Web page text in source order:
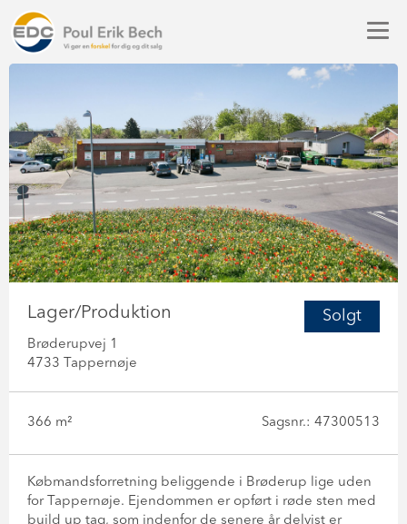
Solgt
Lager/Produktion
Brøderupvej 1
4733 Tappernøje
366 m² Sagsnr.: 47300513
Købmandsforretning beliggende i Brøderup lige uden
for Tappernøje. Ejendommen er opført i røde sten med
build up tag, som indenfor de senere år delvist er